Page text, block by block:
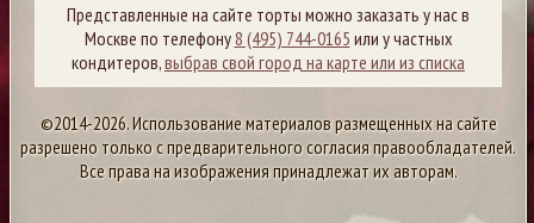
Представленные на сайте торты можно заказать у нас в
Москве по телефону8 (495) 744-0165 или у частных
кондитеров,выбрав свой город на карте или из списка
©2014-2026. Использование материалов размещенных на сайте
разрешено только с предварительного согласия правообладателей.
Все права на изображения принадлежат их авторам.